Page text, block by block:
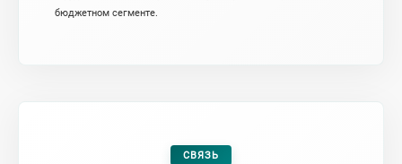
бюджетном сегменте.
СВЯЗЬ